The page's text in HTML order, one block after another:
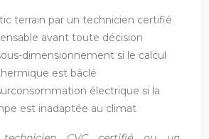
terrain par un technicien certifié
avant toute décision
dimensionnement si le calcul
est bâclé
électrique si la
est inadaptée au climat